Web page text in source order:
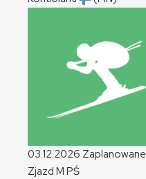
03.12.2026 Zaplanowane
Zjazd M PŚ